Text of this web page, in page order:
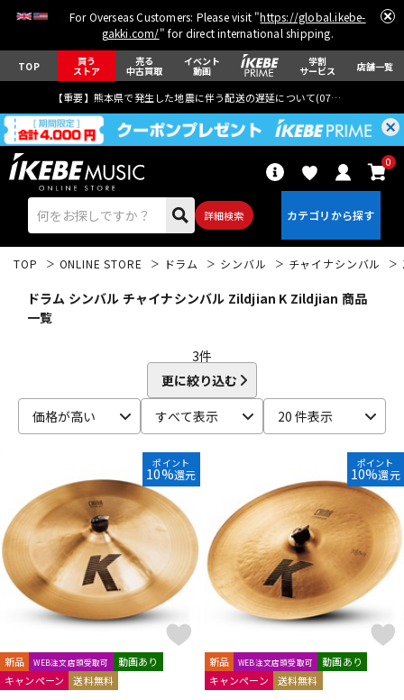
For Overseas Customers: Please visit "https://global.ikebe-
gakki.com/" for direct international shipping.
TOP 買う
ストア
売る
中古買取
イベント
動画
学割
サービス 店舗一覧
【重要】熊本県で発生した地震に伴う配送の遅延について(07月29日
詳細検索
0
ベース ウクレレ
ドラム パーカッション
キーボード 電子ピアノ
管楽器 その他楽器
アンプ エフェクター
TOP ONLINE STORE ドラム シンバル チャイナシンバル
ドラム シンバル チャイナシンバル Zildjian K Zildjian 商品
一覧
3件
更に絞り込む
価格が高い
すべて表示 20 件表示
ポイント
10%還元
新品 WEB注文店頭受取可
動画あり
キャンペーン
送料無料
ポイント
10%還元
新品 WEB注文店頭受取可
動画あり
キャンペーン
送料無料